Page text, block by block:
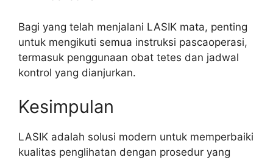
Bagi yang telah menjalani LASIK mata, penting
untuk mengikuti semua instruksi pascaoperasi,
termasuk penggunaan obat tetes dan jadwal
kontrol yang dianjurkan.
Kesimpulan
LASIK adalah solusi modern untuk memperbaiki
kualitas penglihatan dengan prosedur yang